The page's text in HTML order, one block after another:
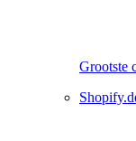
Grootste